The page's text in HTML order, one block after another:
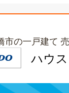
市の一戸建て
ハウ